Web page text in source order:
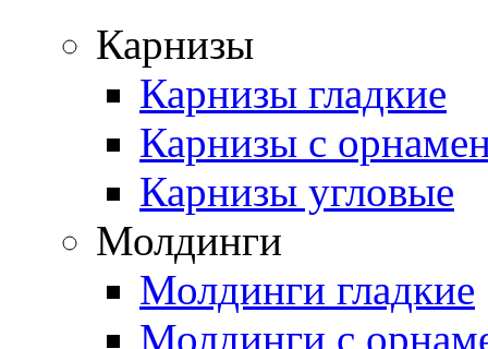
Карнизы
Карнизы гладкие
Карнизы с
Карнизы угловые
Молдинги
Молдинги гладкие
Молдинги с